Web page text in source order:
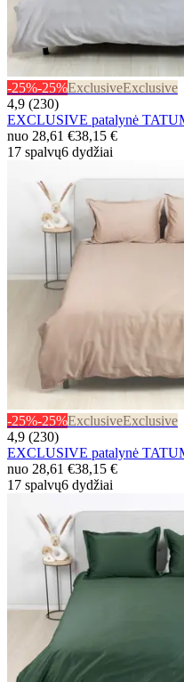
-25%-25%ExclusiveExclusive
4,9 (230)
EXCLUSIVE patalynė
nuo 28,61 €38,15 €
17 spalvų6 dydžiai
-25%-25%ExclusiveExclusive
4,9 (230)
EXCLUSIVE patalynė
nuo 28,61 €38,15 €
17 spalvų6 dydžiai